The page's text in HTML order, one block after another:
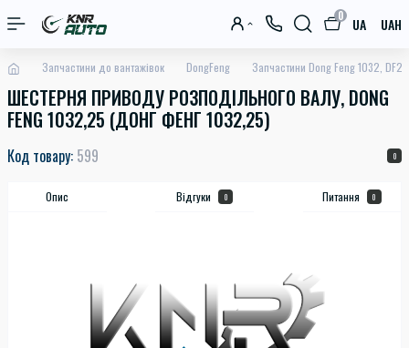
0 UA UAH
Запчастини до вантажівок DongFeng Запчастини Dong Feng 1032,
ШЕСТЕРНЯ ПРИВОДУ РОЗПОДІЛЬНОГО ВАЛУ, DONG
FENG 1032,25 (ДОНГ ФЕНГ 1032,25)
Код товару: 599 0
Опис Відгуки 0 Питання 0